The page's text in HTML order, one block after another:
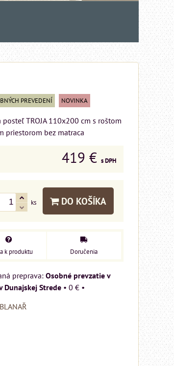
PREVEDENÍ NOVINKA
posteľ TROJA 110x200 cm s roštom
priestorom bez matraca
419 € s DPH
ks DO KOŠÍKA
k produktu Doručenia
Osobné prevzatie v
Dunajskej Strede • 0 € •
BLANAŘ